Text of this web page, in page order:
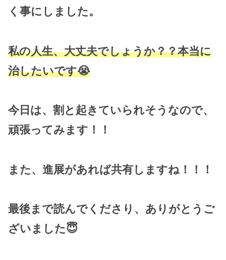
く事にしました。
私の人生、大丈夫でしょうか？？本当に
治したいです😭
今日は、割と起きていられそうなので、
頑張ってみます！！
また、進展があれば共有しますね！！！
最後まで読んでくださり、ありがとうご
ざいました😇